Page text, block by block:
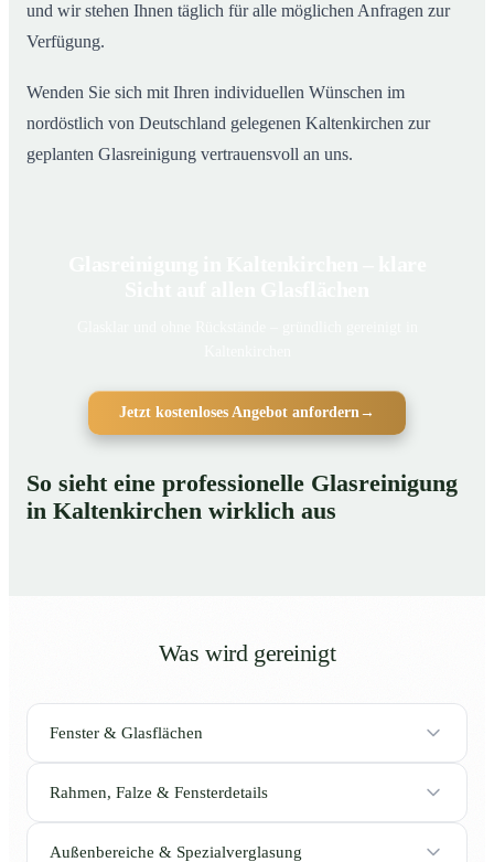
und wir stehen Ihnen täglich für alle möglichen Anfragen zur
Verfügung.
Wenden Sie sich mit Ihren individuellen Wünschen im
nordöstlich von Deutschland gelegenen Kaltenkirchen zur
geplanten Glasreinigung vertrauensvoll an uns.
Jetzt kostenloses Angebot anfordern→
So sieht eine professionelle Glasreinigung
in Kaltenkirchen wirklich aus
Was wird gereinigt
Fenster & Glasflächen
Rahmen, Falze & Fensterdetails
Außenbereiche & Spezialverglasung